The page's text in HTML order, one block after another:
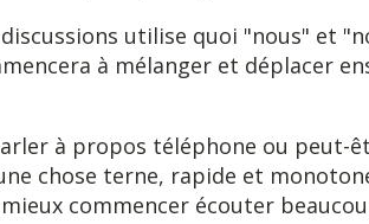
utilise quoi "nous" et
à mélanger et déplacer
à propos téléphone ou peut-
chose terne, rapide et
commencer écouter